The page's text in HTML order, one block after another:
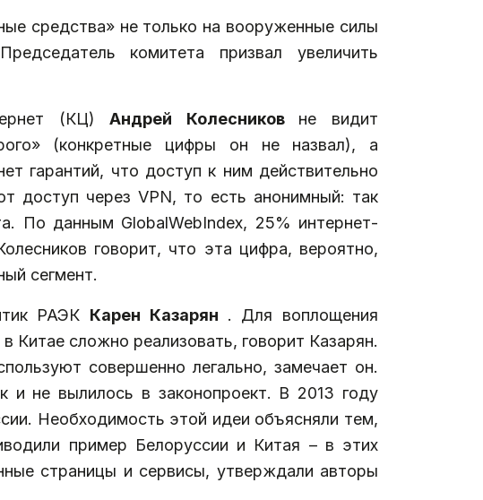
средства» не только на вооруженные силы
комитета призвал увеличить
(КЦ)Андрей Колесников не видит
(конкретные цифры он не назвал), а
гарантий, что доступ к ним действительно
доступ через VPN, то есть анонимный: так
По данным GlobalWebIndex, 25% интернет-
говорит, что эта цифра, вероятно,
сегмент.
РАЭК Карен Казарян . Для воплощения
Китае сложно реализовать, говорит Казарян.
совершенно легально, замечает он.
и не вылилось в законопроект. В 2013 году
Необходимость этой идеи объясняли тем,
пример Белоруссии и Китая – в этих
страницы и сервисы, утверждали авторы